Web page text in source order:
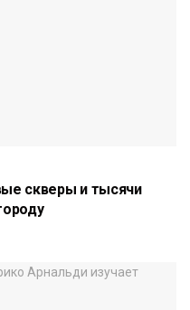
скверы и тысячи